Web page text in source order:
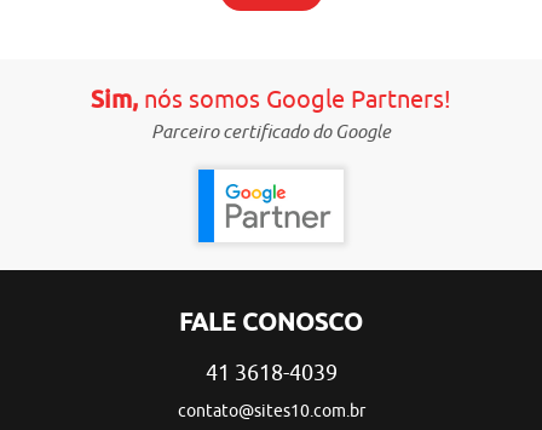
Sim,nós somos Google Partners!
Parceiro certificado do Google
FALE CONOSCO
41 3618-4039
contato@sites10.com.br